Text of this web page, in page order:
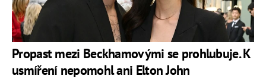
Propast mezi Beckhamovými se prohlubuje. K
usmíření nepomohl ani Elton John